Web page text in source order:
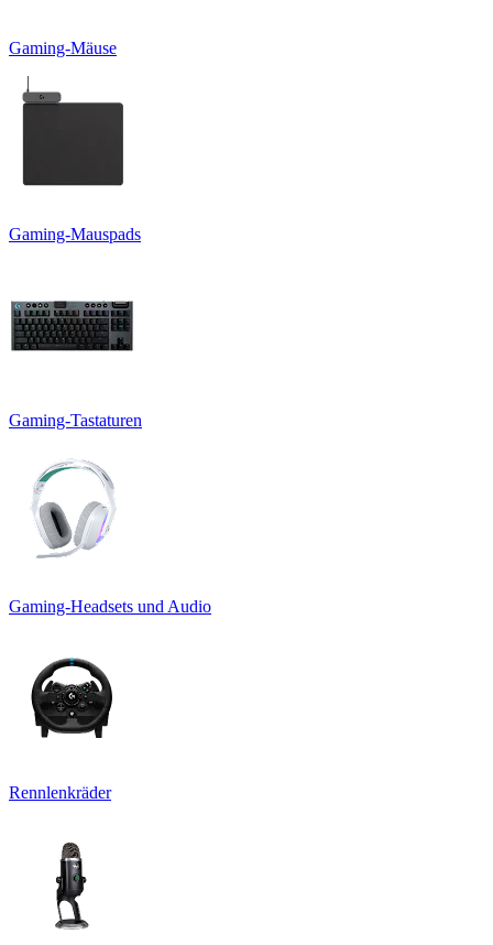
Gaming-Mäuse
Gaming-Mauspads
Gaming-Tastaturen
Gaming-Headsets und Audio
Rennlenkräder